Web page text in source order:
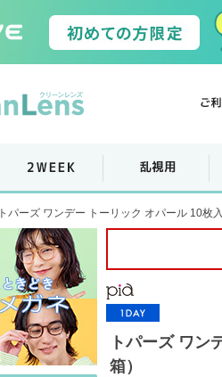
トパーズ ワンデー トーリック オパール 10枚
トパーズ ワン
箱）